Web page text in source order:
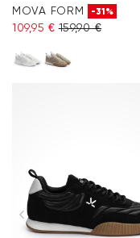
MOVA FORM -31%
109,95 € 159,90 €